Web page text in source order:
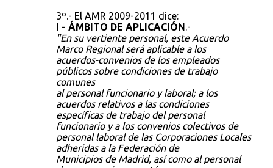
3º.- El AMR 2009-2011 dice:
I - ÁMBITO DE APLICACIÓN.-
"En su vertiente personal, este Acuerdo
Marco Regional será aplicable a los
acuerdos-convenios de los empleados
públicos sobre condiciones de trabajo
comunes
al personal funcionario y laboral; a los
acuerdos relativos a las condiciones
específicas de trabajo del personal
funcionario y a los convenios colectivos de
personal laboral de las Corporaciones Locales
adheridas a la Federación de
Municipios de Madrid, así como al personal